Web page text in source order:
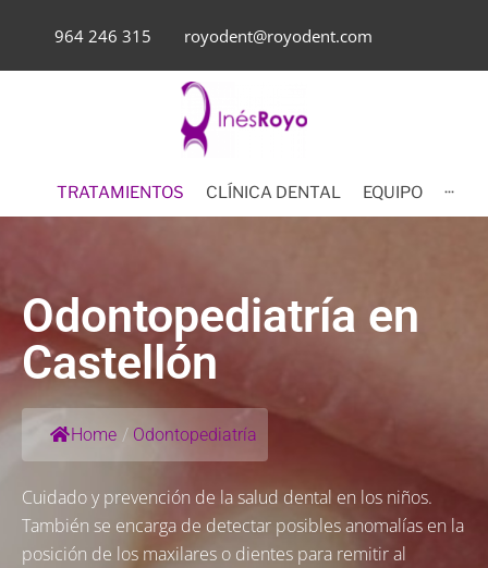
964 246 315 royodent@royodent.com
TRATAMIENTOS CLÍNICA DENTAL EQUIPO ···
Odontopediatría en
Castellón
Home / Odontopediatría
Cuidado y prevención de la salud dental en los niños.
También se encarga de detectar posibles anomalías en la
posición de los maxilares o dientes para remitir al